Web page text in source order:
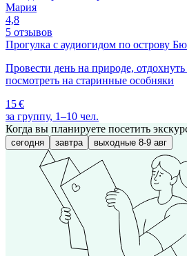
Мария
4,8
5 отзывов
Прогулка с аудиогидом по острову
Провести день на природе,
посмотреть на старинные особняки
15 €
за группу, 1–10 чел.
Когда вы планируете посетить
сегодня завтра выходные 8-9 авг